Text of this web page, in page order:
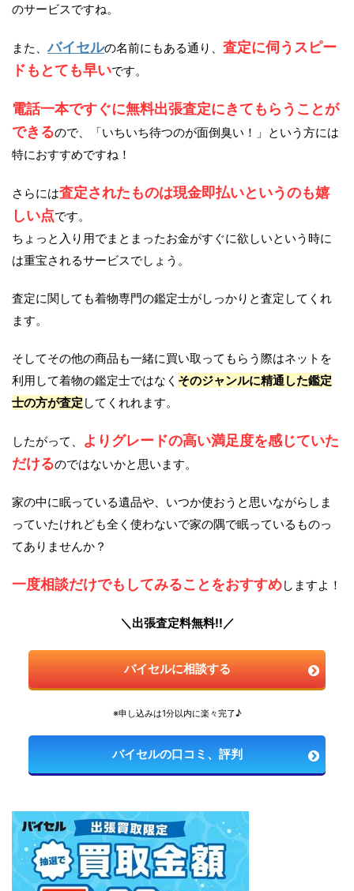
のサービスですね。
また、バイセルの名前にもある通り、 査定に伺うスピー
ドもとても早いです。
電話一本ですぐに無料出張査定にきてもらうことが
できるので、「いちいち待つのが面倒臭い！」という方には
特におすすめですね！
さらには査定されたものは現金即払いというのも嬉
しい点です。
ちょっと入り用でまとまったお金がすぐに欲しいという時に
は重宝されるサービスでしょう。
査定に関しても着物専門の鑑定士がしっかりと査定してくれ
ます。
そしてその他の商品も一緒に買い取ってもらう際はネットを
利用して着物の鑑定士ではなく そのジャンルに精通した鑑定
士の方が査定 してくれれます。
したがって、
よりグレードの高い満足度を感じていた
だけるのではないかと思います。
家の中に眠っている遺品や、いつか使おうと思いながらしま
っていたけれども全く使わないで家の隅で眠っているものっ
てありませんか？
一度相談だけでもしてみることをおすすめしますよ！
＼出張査定料無料!!／
バイセルに相談する
※申し込みは1分以内に楽々完了♪
バイセルの口コミ、評判